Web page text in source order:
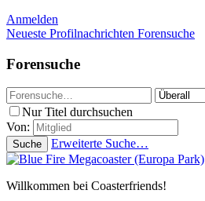
Anmelden
Neueste Profilnachrichten Forensuche
Forensuche
Nur Titel durchsuchen
Von:
Suche Erweiterte Suche…
Willkommen bei Coasterfriends!